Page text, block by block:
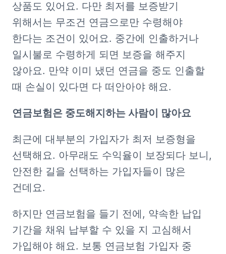
상품도 있어요. 다만 최저를 보증받기
위해서는 무조건 연금으로만 수령해야
한다는 조건이 있어요. 중간에 인출하거나
일시불로 수령하게 되면 보증을 해주지
않아요. 만약 이미 냈던 연금을 중도 인출할
때 손실이 있다면 다 떠안아야 해요.
연금보험은 중도해지하는 사람이 많아요
최근에 대부분의 가입자가 최저 보증형을
선택해요. 아무래도 수익율이 보장되다 보니,
안전한 길을 선택하는 가입자들이 많은
건데요.
하지만 연금보험을 들기 전에, 약속한 납입
기간을 채워 납부할 수 있을 지 고심해서
가입해야 해요. 보통 연금보험 가입자 중